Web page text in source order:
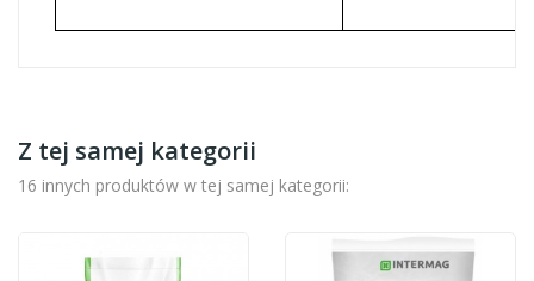
Z tej samej kategorii
16 innych produktów w tej samej kategorii: